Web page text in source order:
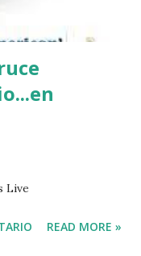
Live
READ MORE »